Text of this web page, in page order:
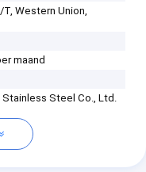
T, Western Union,
maand
Stainless Steel Co., Ltd.